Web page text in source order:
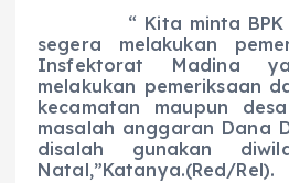
“ Kita minta BPK
segera melakukan
Insfektorat Madina
melakukan pemeriksaan
kecamatan maupun
masalah anggaran Dana
disalah gunakan
Natal,”Katanya.(Red/Rel).